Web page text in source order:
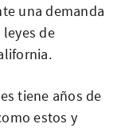
una demanda
de
tiene años de
estos y